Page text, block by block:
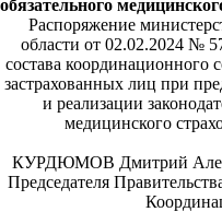
обязательного
Распоряжение
области от 02.02.2024 №
состава координационного
застрахованных лиц при
и реализации
медицинского
КУРДЮМОВ Дмитрий
Председателя